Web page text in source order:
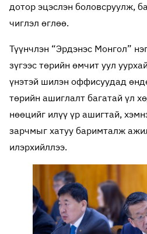
дотор эцэслэн боловсруулж,
чиглэл өглөө.
Түүнчлэн “Эрдэнэс Монгол”
зүгээс төрийн өмчит уул
үнэтэй шилэн оффисуудад
төрийн ашиглалт багатай үл
нөөцийг илүү үр ашигтай,
зарчмыг хатуу баримталж
илэрхийллээ.